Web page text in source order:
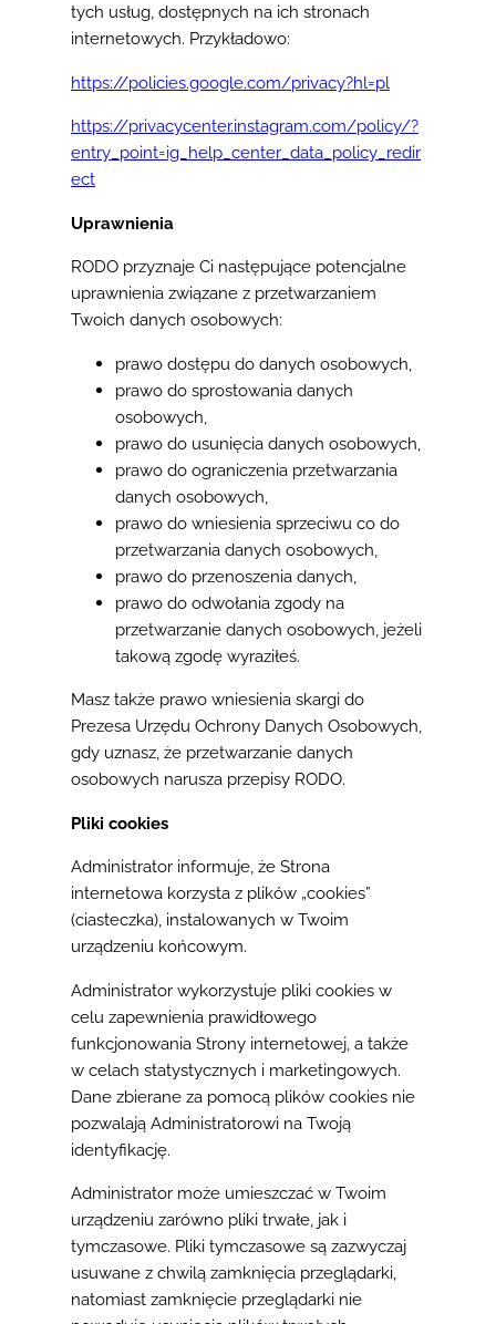
tych usług, dostępnych na ich stronach
internetowych. Przykładowo:
https://policies.google.com/privacy?hl=pl
https://privacycenter.instagram.com/policy/?
entry_point=ig_help_center_data_policy_redir
ect
Uprawnienia
RODO przyznaje Ci następujące potencjalne
uprawnienia związane z przetwarzaniem
Twoich danych osobowych:
prawo dostępu do danych osobowych,
prawo do sprostowania danych
osobowych,
prawo do usunięcia danych osobowych,
prawo do ograniczenia przetwarzania
danych osobowych,
prawo do wniesienia sprzeciwu co do
przetwarzania danych osobowych,
prawo do przenoszenia danych,
prawo do odwołania zgody na
przetwarzanie danych osobowych, jeżeli
takową zgodę wyraziłeś.
Masz także prawo wniesienia skargi do
Prezesa Urzędu Ochrony Danych Osobowych,
gdy uznasz, że przetwarzanie danych
osobowych narusza przepisy RODO.
Pliki cookies
Administrator informuje, że Strona
internetowa korzysta z plików „cookies”
(ciasteczka), instalowanych w Twoim
urządzeniu końcowym.
Administrator wykorzystuje pliki cookies w
celu zapewnienia prawidłowego
funkcjonowania Strony internetowej, a także
w celach statystycznych i marketingowych.
Dane zbierane za pomocą plików cookies nie
pozwalają Administratorowi na Twoją
identyfikację.
Administrator może umieszczać w Twoim
urządzeniu zarówno pliki trwałe, jak i
tymczasowe. Pliki tymczasowe są zazwyczaj
usuwane z chwilą zamknięcia przeglądarki,
natomiast zamknięcie przeglądarki nie